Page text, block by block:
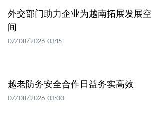
外交部门助力企业为越南拓展发展空
间
07/08/2026 03:15
越老防务安全合作日益务实高效
07/08/2026 03:00